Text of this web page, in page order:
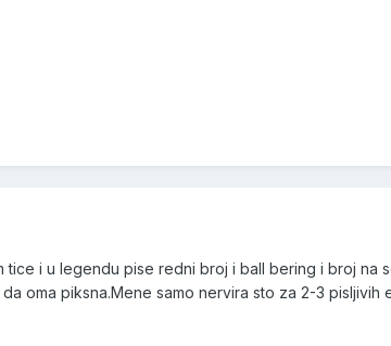
tice i u legendu pise redni broj i ball bering i broj na
oma piksna.Mene samo nervira sto za 2-3 pisljivih